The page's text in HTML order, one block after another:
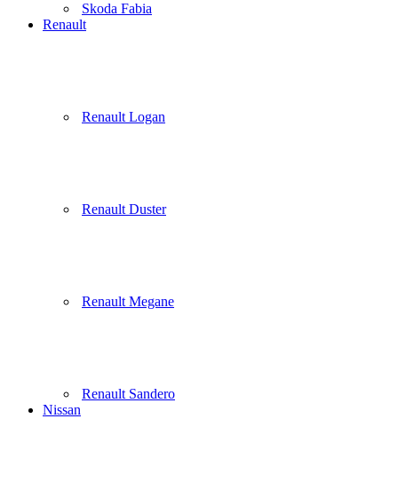
Skoda Fabia
Renault
Renault Logan
Renault Duster
Renault Megane
Renault Sandero
Nissan